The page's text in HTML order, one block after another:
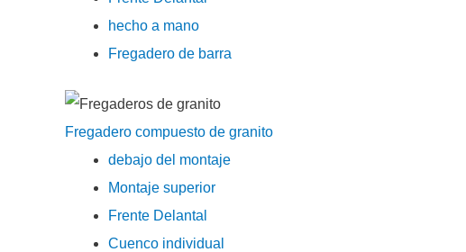
hecho a mano
Fregadero de barra
Fregadero compuesto de granito
debajo del montaje
Montaje superior
Frente Delantal
Cuenco individual